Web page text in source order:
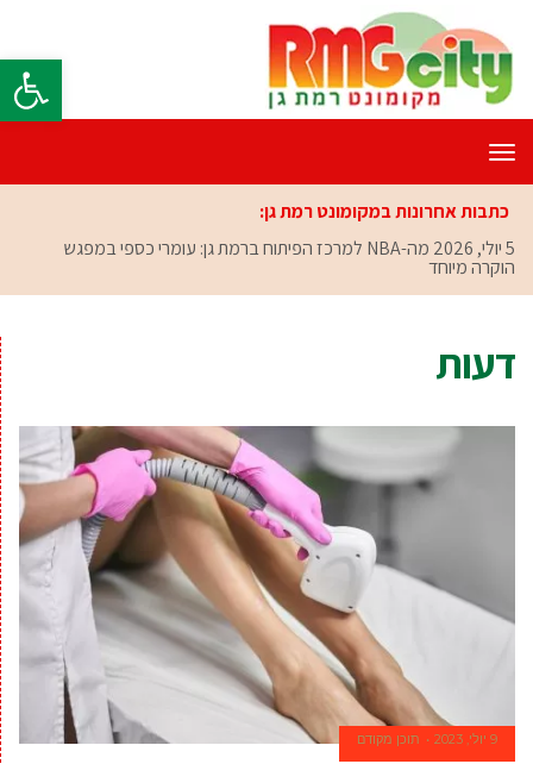
פתח
תפריט
כתבות אחרונות במקומונט רמת גן:
5 יולי, 2026
מה-NBA למרכז הפיתוח ברמת גן: עומרי כספי במפגש
הוקרה מיוחד
דעות
9 יולי, 2023 תוכן מקודם